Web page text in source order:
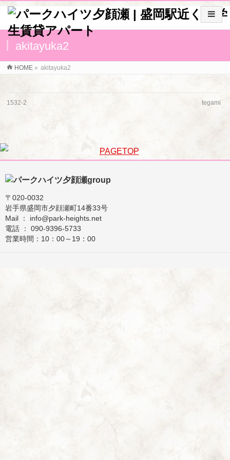
akitayuka2
HOME » akitayuka2
1532-2 tegami
〒020-0032
岩手県盛岡市夕顔瀬町14番33号
Mail ： info@park-heights.net
電話 ： 090-9396-5733
営業時間：10：00～19：00